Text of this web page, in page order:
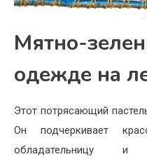
Мятно-
одежде на
Этот потрясающий
Он подчеркивает
обладательницу и